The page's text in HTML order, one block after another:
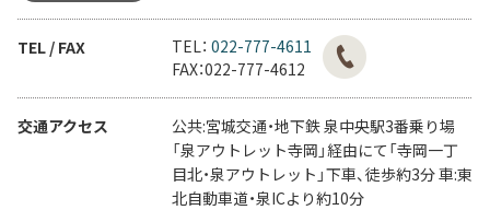
TEL / FAX TEL： 022-777-4611
FAX：022-777-4612
交通アクセス
公共:宮城交通・地下鉄 泉中央駅3番乗り場
「泉アウトレット寺岡」経由にて「寺岡一丁
目北・泉アウトレット」下車、徒歩約3分 車:東
北自動車道・泉ICより約10分